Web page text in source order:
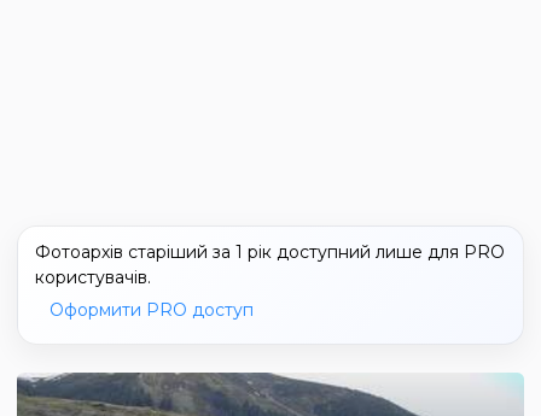
Фотоархів старіший за 1 рік доступний лише для PRO
користувачів.
Оформити PRO доступ